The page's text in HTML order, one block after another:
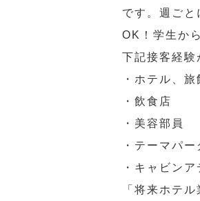
です。週ご
OK！学生か
下記接客経験
・ホテル、旅
・飲食店
・美容部員
・テーマパー
・キャビンア
「将来ホテ